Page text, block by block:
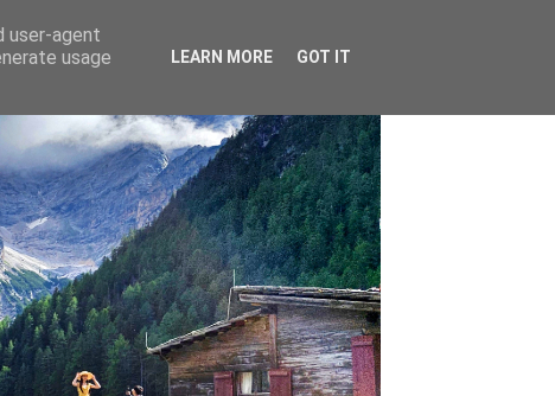
user-agent
usage
LEARN MORE GOT IT